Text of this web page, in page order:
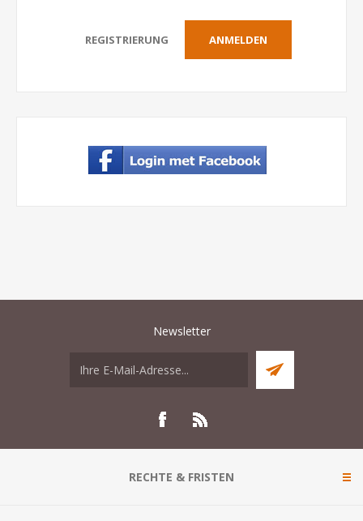
Newsletter
RECHTE & FRISTEN